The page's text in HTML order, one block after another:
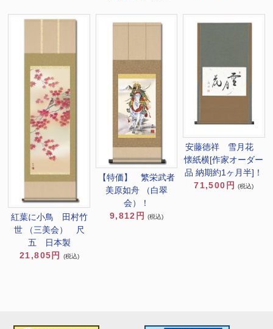
紅葉に小鳥 田村竹
世 （三美会） 尺
五 日本製
21,805円
(税込)
【特価】 繁栄武者
美原如舟 （白翠
会）！
9,812円
(税込)
安藤徳祥 雪月花
懐紙横[作家オーダー
品 納期約1ヶ月半]！
71,500円
(税込)